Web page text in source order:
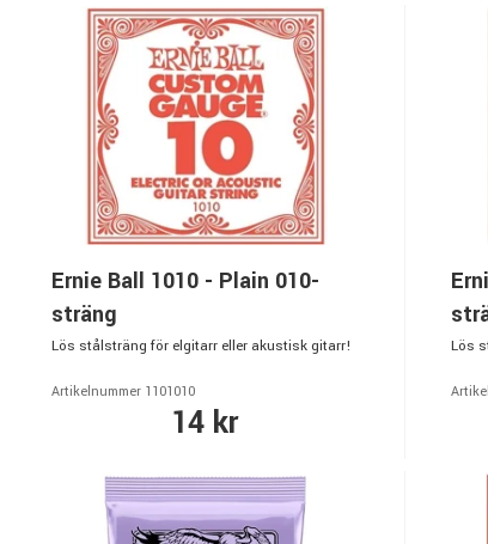
Ernie Ball 1010 - Plain 010-
sträng
Lös stålsträng för elgitarr eller akustisk gitarr!
Artikelnummer 1101010
14 kr
Lös